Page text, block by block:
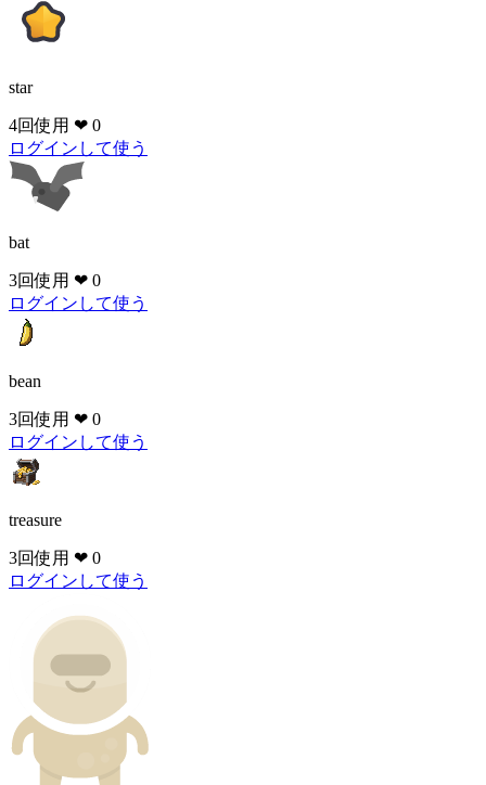
star
4回使用 ❤ 0
ログインして使う
bat
3回使用 ❤ 0
ログインして使う
bean
3回使用 ❤ 0
ログインして使う
treasure
3回使用 ❤ 0
ログインして使う